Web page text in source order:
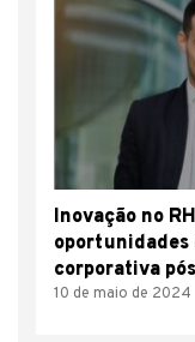
Inovação no
corporativa
10 de maio de 2024